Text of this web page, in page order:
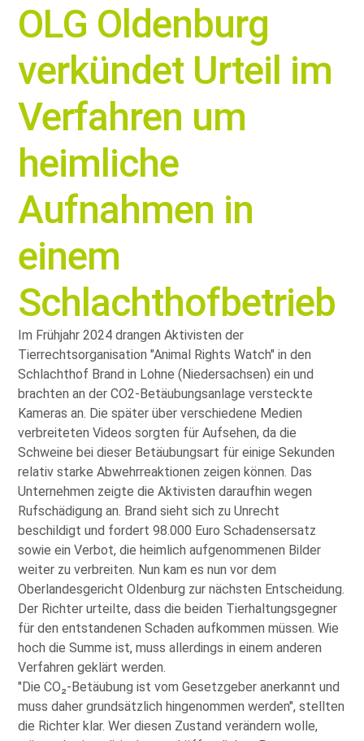
OLG Oldenburg
verkündet Urteil im
Verfahren um
heimliche
Aufnahmen in
einem
Schlachthofbetrieb
Im Frühjahr 2024 drangen Aktivisten der
Tierrechtsorganisation Animal Rights Watch in den
Schlachthof Brand in Lohne (Niedersachsen) ein und
brachten an der CO2-Betäubungsanlage versteckte
Kameras an. Die später über verschiedene Medien
verbreiteten Videos sorgten für Aufsehen, da die
Schweine bei dieser Betäubungsart für einige Sekunden
relativ starke Abwehrreaktionen zeigen können. Das
Unternehmen zeigte die Aktivisten daraufhin wegen
Rufschädigung an. Brand sieht sich zu Unrecht
beschildigt und fordert 98.000 Euro Schadensersatz
sowie ein Verbot, die heimlich aufgenommenen Bilder
weiter zu verbreiten. Nun kam es nun vor dem
Oberlandesgericht Oldenburg zur nächsten Entscheidung.
Der Richter urteilte, dass die beiden Tierhaltungsgegner
für den entstandenen Schaden aufkommen müssen. Wie
hoch die Summe ist, muss allerdings in einem anderen
Verfahren geklärt werden.
Die CO₂-Betäubung ist vom Gesetzgeber anerkannt und
muss daher grundsätzlich hingenommen werden , stellten
die Richter klar. Wer diesen Zustand verändern wolle,